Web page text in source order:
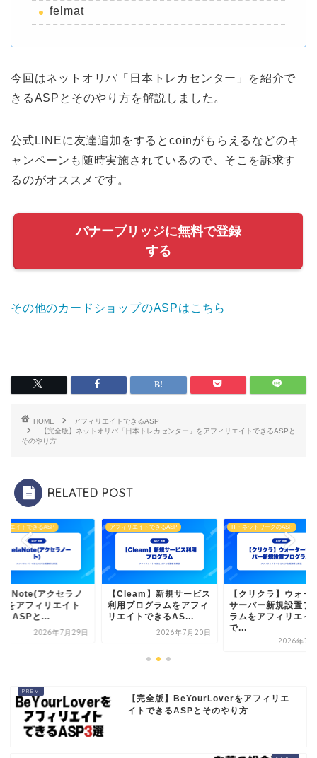
felmat
今回はネットオリパ「日本トレカセンター」を紹介で
きるASPとそのやり方を解説しました。
公式LINEに友達追加をするとcoinがもらえるなどのキ
ャンペーンも随時実施されているので、そこを訴求す
るのがオススメです。
バナーブリッジに無料で登録
する
その他のカードショップのASPはこちら
HOME
アフィリエイトできるASP
【完全版】ネットオリパ「日本トレカセンター」をアフィリエイトできるASPと
そのやり方
RELATED POST
リエイトできるASP
アクセラノ
)をアフィリエイト
るASPと...
2026年7月29日
アフィリエイトできるASP
【Cleam】新規サービス
利用プログラムをアフィ
リエイトできるAS...
2026年7月20日
IT・ネットワークのASP
【クリクラ】ウォー
サーバー新規設置プ
ラムをアフィリエイ
で...
2026年7
【完全版】BeYourLoverをアフィリエ
イトできるASPとそのやり方